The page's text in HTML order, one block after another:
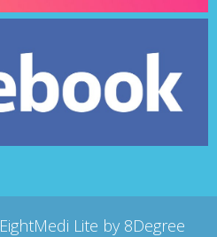
EightMedi Lite by 8Degree